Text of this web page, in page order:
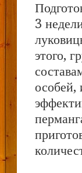
3
этого,
особей,